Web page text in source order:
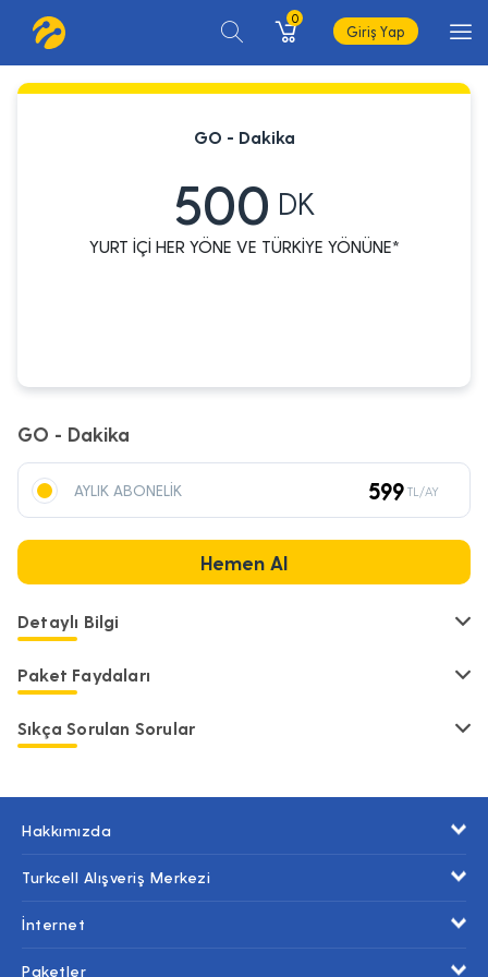
0
Giriş Yap
GO - Dakika
500 DK
YURT İÇİ HER YÖNE VE TÜRKİYE YÖNÜNE*
GO - Dakika
AYLIK ABONELİK 599 TL/AY
Hemen Al
Detaylı Bilgi
Paket Faydaları
Sıkça Sorulan Sorular
Hakkımızda
Turkcell Alışveriş Merkezi
İnternet
Paketler